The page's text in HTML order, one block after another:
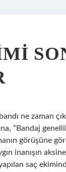
ne zaman
“Bandaj
görüşüne
inanışın
saç